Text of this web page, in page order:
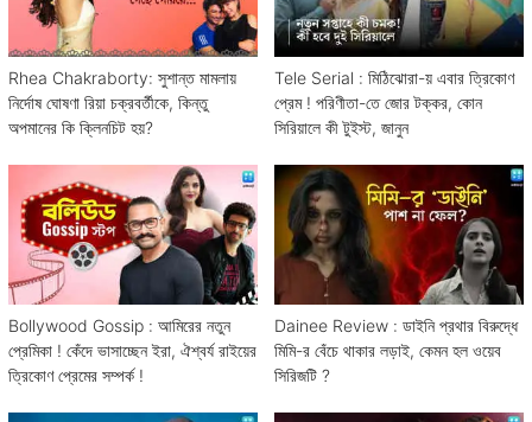
Rhea Chakraborty: সুশান্ত মামলায়
নির্দোষ ঘোষণা রিয়া চক্রবর্তীকে, কিন্তু
অপমানের কি ক্লিনচিট হয়?
Tele Serial : মিঠিঝোরা-য় এবার ত্রিকোণ
প্রেম ! পরিণীতা-তে জোর টক্কর, কোন
সিরিয়ালে কী টুইস্ট, জানুন
Bollywood Gossip : আমিরের নতুন
প্রেমিকা ! কেঁদে ভাসাচ্ছেন ইরা, ঐশ্বর্য রাইয়ের
ত্রিকোণ প্রেমের সম্পর্ক !
Dainee Review : ডাইনি প্রথার বিরুদ্ধে
মিমি-র বেঁচে থাকার লড়াই, কেমন হল ওয়েব
সিরিজটি ?